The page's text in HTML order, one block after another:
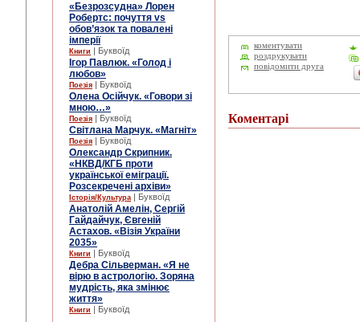
«Безрозсудна» Лорен
Робертс: почуття vs
обов’язок та повалені
імперії
Книги | Буквоїд
Ігор Павлюк. «Голод і
любов»
Поезія | Буквоїд
Олена Осійчук. «Говори зі
мною…»
Поезія | Буквоїд
Світлана Марчук. «Магніт»
Поезія | Буквоїд
Олександр Скрипник.
«НКВД/КГБ проти
української еміграції.
Розсекречені архіви»
Історія/Культура | Буквоїд
Анатолій Амелін, Сергій
Гайдайчук, Євгеній
Астахов. «Візія України
2035»
Книги | Буквоїд
Дебра Сільверман. «Я не
вірю в астрологію. Зоряна
мудрість, яка змінює
життя»
Книги | Буквоїд
коментувати
роздрукувати
повідомити друга
Коментарі